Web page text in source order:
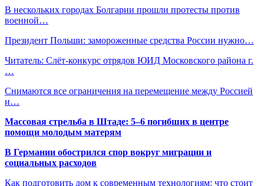
В нескольких городах Болгарии прошли протесты против
военной…
Президент Польши: замороженные средства России нужно…
Читатель: Слёт-конкурс отрядов ЮИД Московского района г.
…
Снимаются все ограничения на перемещение между Россией
и…
Массовая стрельба в Штаде: 5–6 погибших в центре
помощи молодым матерям
В Германии обострился спор вокруг миграции и
социальных расходов
Как подготовить дом к современным технологиям: что стоит